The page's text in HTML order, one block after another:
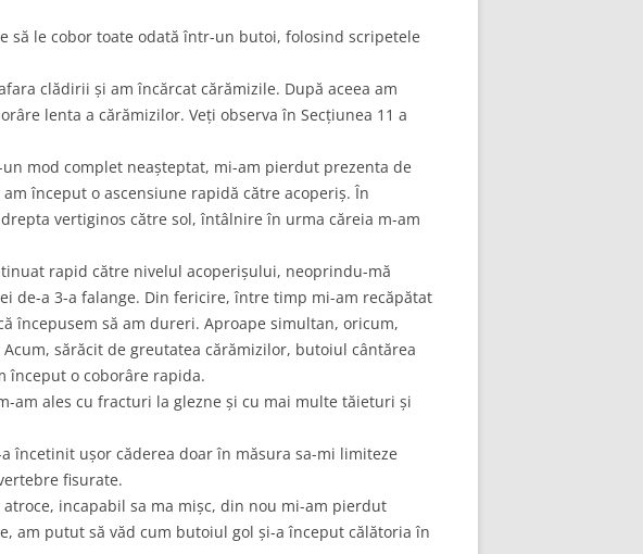
să le cobor toate odată într-un butoi, folosind scripetele
clădirii și am încărcat cărămizile. După aceea am
lenta a cărămizilor. Veți observa în Secțiunea 11 a
mod complet neașteptat, mi-am pierdut prezenta de
început o ascensiune rapidă către acoperiș. În
vertiginos către sol, întâlnire în urma căreia m-am
rapid către nivelul acoperișului, neoprindu-mă
de-a 3-a falange. Din fericire, între timp mi-am recăpătat
începusem să am dureri. Aproape simultan, oricum,
sărăcit de greutatea cărămizilor, butoiul cântărea
început o coborâre rapida.
am ales cu fracturi la glezne și cu mai multe tăieturi și
încetinit ușor căderea doar în măsura sa-mi limiteze
fisurate.
incapabil sa ma mișc, din nou mi-am pierdut
am putut să văd cum butoiul gol și-a început călătoria în